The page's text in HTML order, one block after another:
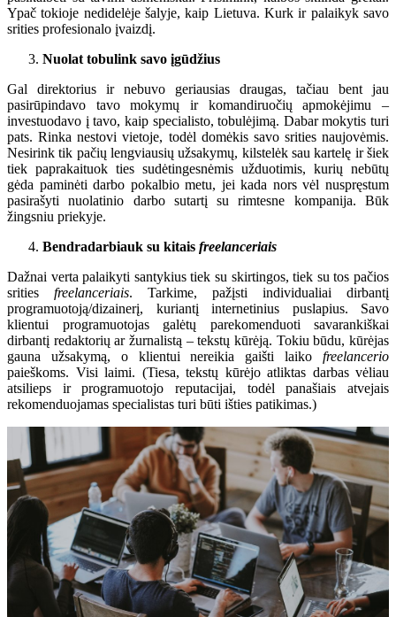
Ypač tokioje nedidelėje šalyje, kaip Lietuva. Kurk ir palaikyk savo
srities profesionalo įvaizdį.
Nuolat tobulink savo įgūdžius
Gal direktorius ir nebuvo geriausias draugas, tačiau bent jau
pasirūpindavo tavo mokymų ir komandiruočių apmokėjimu –
investuodavo į tavo, kaip specialisto, tobulėjimą. Dabar mokytis turi
pats. Rinka nestovi vietoje, todėl domėkis savo srities naujovėmis.
Nesirink tik pačių lengviausių užsakymų, kilstelėk sau kartelę ir šiek
tiek paprakaituok ties sudėtingesnėmis užduotimis, kurių nebūtų
gėda paminėti darbo pokalbio metu, jei kada nors vėl nuspręstum
pasirašyti nuolatinio darbo sutartį su rimtesne kompanija. Būk
žingsniu priekyje.
Bendradarbiauk su kitais freelanceriais
Dažnai verta palaikyti santykius tiek su skirtingos, tiek su tos pačios
srities freelanceriais. Tarkime, pažįsti individualiai dirbantį
programuotoją/dizainerį, kuriantį internetinius puslapius. Savo
klientui programuotojas galėtų parekomenduoti savarankiškai
dirbantį redaktorių ar žurnalistą – tekstų kūrėją. Tokiu būdu, kūrėjas
gauna užsakymą, o klientui nereikia gaišti laiko freelancerio
paieškoms. Visi laimi. (Tiesa, tekstų kūrėjo atliktas darbas vėliau
atsilieps ir programuotojo reputacijai, todėl panašiais atvejais
rekomenduojamas specialistas turi būti išties patikimas.)